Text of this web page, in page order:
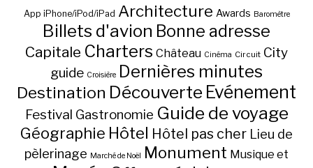
App iPhone/iPod/iPad Architecture Awards Baromètre
Billets d'avion Bonne adresse
Capitale Charters Château Cinéma Circuit City
guide Croisière Dernières minutes
Destination Découverte Evénement
Festival Gastronomie Guide de voyage
Géographie Hôtel Hôtel pas cher Lieu de
pèlerinage Marché de Noël Monument Musique et